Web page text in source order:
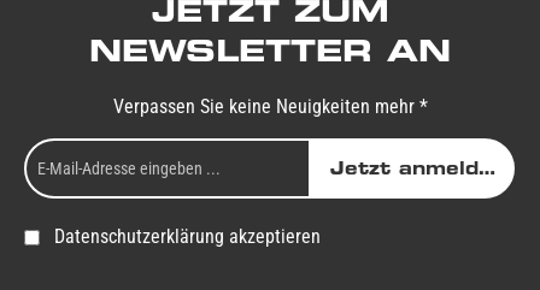
JETZT ZUM
NEWSLETTER AN
Verpassen Sie keine Neuigkeiten mehr *
Jetzt anmelden
Datenschutzerklärung akzeptieren